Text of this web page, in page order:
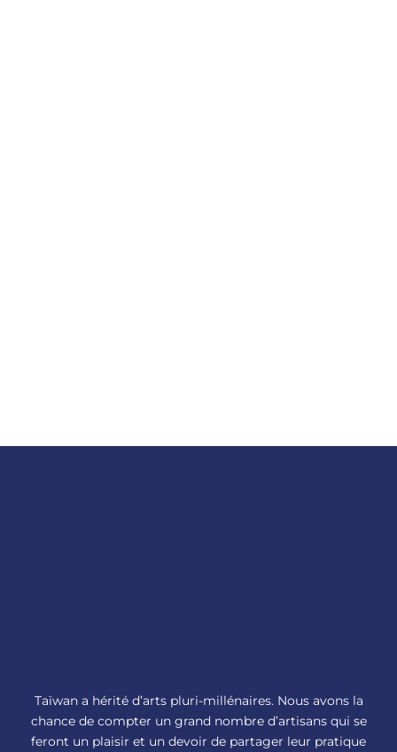
Taïwan a hérité d’arts pluri-millénaires. Nous avons la
chance de compter un grand nombre d’artisans qui se
feront un plaisir et un devoir de partager leur pratique